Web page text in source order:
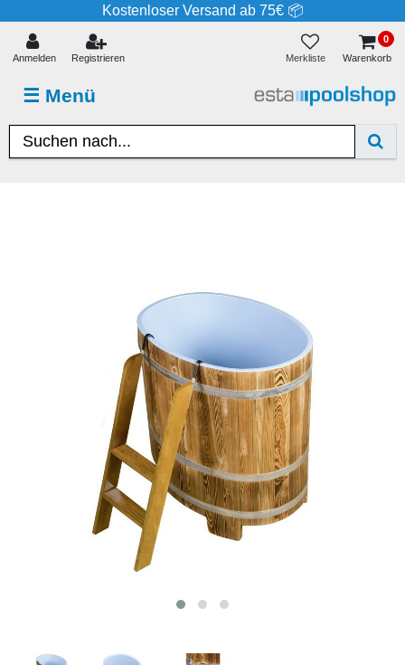
Kostenloser Versand ab 75€ 📦
☰ Menü
Anmelden Registrieren Merkliste
0
Warenkorb